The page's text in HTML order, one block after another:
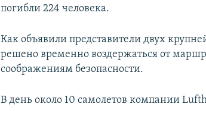
погибли 224 человека.
Как объявили представители двух
решено временно воздержаться от
соображениям безопасности.
В день около 10 самолетов компании